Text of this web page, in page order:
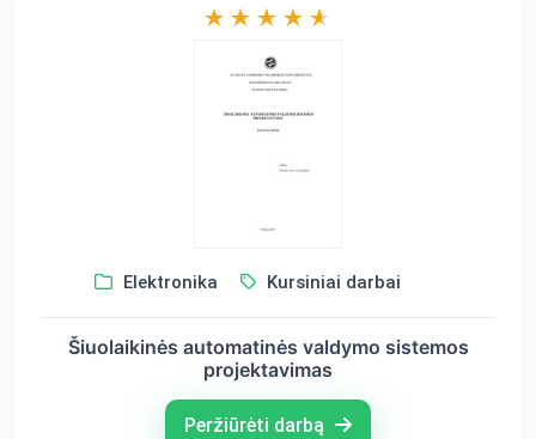
Elektronika Kursiniai darbai
Šiuolaikinės automatinės valdymo sistemos
projektavimas
Peržiūrėti darbą